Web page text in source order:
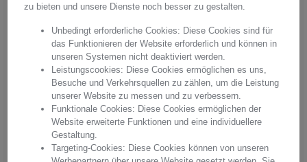
Handmade in Germany
Aus hochwertigstem Kristallglas werden in aufwendiger Handarbeit
"Made in Germany" einzigartige Unikate hergestellt. Mit jedem
Produkt erwerben Sie pures Handwerk in einer einzigartigen Qualität
und einem unvergleichbaren Glanz. Überzeugen Sie sich von
Arnstadt Kristall, überzeugen Sie sich von unserer Qualität.
Hersteller:Arnstadt Kristall GmbH
Anschrift: Bierweg 27, 99310 Arnstadt, Thüringen, Deutschland
E-Mail: verkauf@arnstadtkristall-shop.de
Tel. 0049 (0) 3628 - 66 00 33
zu bieten und unsere Dienste noch besser zu gestalten.
Unbedingt erforderliche Cookies: Diese Cookies sind für
das Funktionieren der Website erforderlich und können in
unseren Systemen nicht deaktiviert werden.
Leistungscookies: Diese Cookies ermöglichen es uns,
Besuche und Verkehrsquellen zu zählen, um die Leistung
unserer Website zu messen und zu verbessern.
Funktionale Cookies: Diese Cookies ermöglichen der
Website erweiterte Funktionen und eine individuellere
Gestaltung.
Targeting-Cookies: Diese Cookies können von unseren